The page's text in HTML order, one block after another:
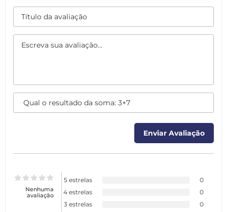
Nenhuma
avaliação
5 estrelas
0
4 estrelas
0
3 estrelas
0